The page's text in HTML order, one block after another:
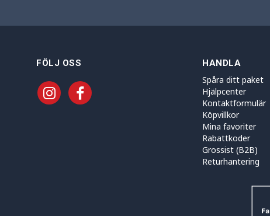
FÖLJ OSS HANDLA
Spåra ditt paket
Hjälpcenter
Kontaktformulär
Köpvillkor
Mina favoriter
Rabattkoder
Grossist (B2B)
Returhantering